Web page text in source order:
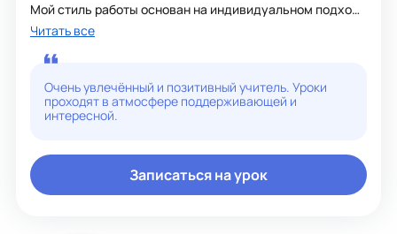
Мой стиль работы основан на индивидуальном подходе
к каждому ученику, поощрении самостоятельности и
творческого мышления. Я стараюсь создать
дружественную атмосферу на уроках, чтобы ученики
чувствовали себя комфортно и могли свободно
общаться и задавать вопросы.
Мои профессиональные достижения включают участие
в различных образовательных конференциях,
преподавания. Я постоянно совершенствую свои
знания и навыки, следя за последними тенденциями в
области информационных технологий.
Читать все
Очень увлечённый и позитивный учитель. Уроки
проходят в атмосфере поддерживающей и
интересной.
Записаться на урок